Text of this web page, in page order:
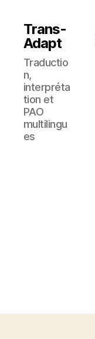
Trans-
Adapt
Traductio
n,
interpréta
tion et
PAO
multilingu
es